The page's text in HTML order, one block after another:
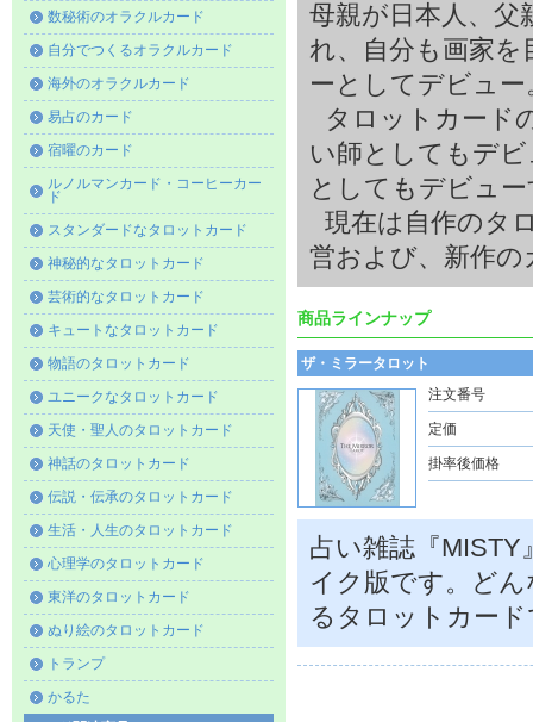
数秘術のオラクルカード
自分でつくるオラクルカード
海外のオラクルカード
易占のカード
宿曜のカード
ルノルマンカード・コーヒーカー
ド
スタンダードなタロットカード
神秘的なタロットカード
芸術的なタロットカード
キュートなタロットカード
物語のタロットカード
ユニークなタロットカード
天使・聖人のタロットカード
神話のタロットカード
伝説・伝承のタロットカード
生活・人生のタロットカード
心理学のタロットカード
東洋のタロットカード
ぬり絵のタロットカード
トランプ
かるた
母親が日本人、
れ、自分も画家
ーとしてデビュー
タロットカード
い師としてもデ
としてもデビュ
現在は自作のタ
営および、新作
商品ラインナップ
ザ・ミラータロット
注文番号
定価
掛率後価格
占い雑誌『
イク版です。ど
るタロットカー